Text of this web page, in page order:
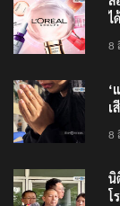
ไ
8
‘
เ
8
นิ
โ